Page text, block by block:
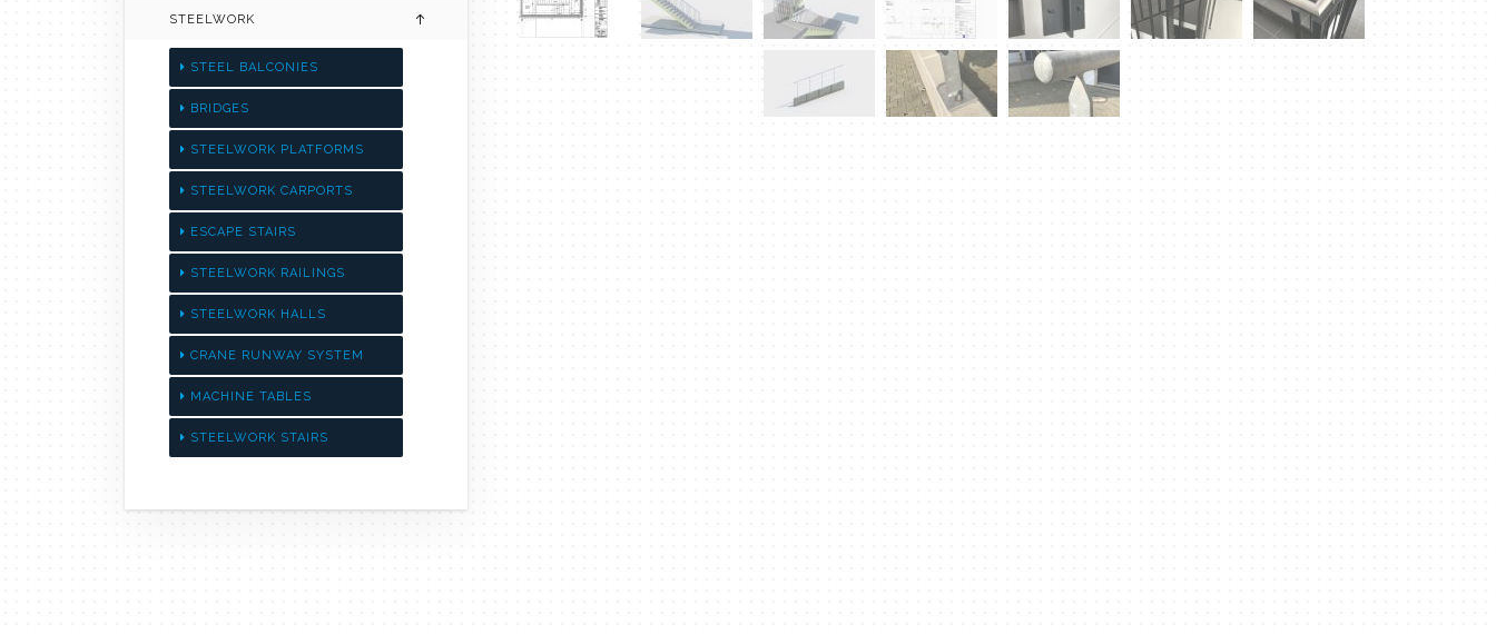
STEELWORK
STEEL BALCONIES
BRIDGES
STEELWORK PLATFORMS
STEELWORK CARPORTS
ESCAPE STAIRS
STEELWORK RAILINGS
STEELWORK HALLS
CRANE RUNWAY SYSTEM
MACHINE TABLES
STEELWORK STAIRS